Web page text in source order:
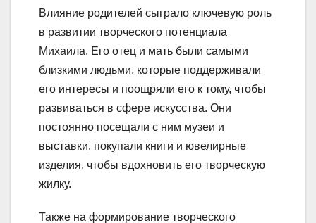
Влияние родителей сыграло ключевую роль
в развитии творческого потенциала
Михаила. Его отец и мать были самыми
близкими людьми, которые поддерживали
его интересы и поощряли его к тому, чтобы
развиваться в сфере искусства. Они
постоянно посещали с ним музеи и
выставки, покупали книги и ювелирные
изделия, чтобы вдохновить его творческую
жилку.
Также на формирование творческого